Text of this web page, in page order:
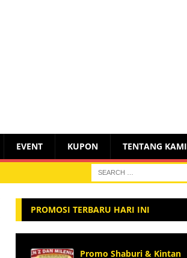
EVENT KUPON TENTANG KAMI
PROMOSI TERBARU HARI INI
Promo Shaburi & Kintan